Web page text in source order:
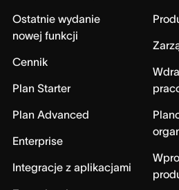
Ostatnie wydanie
nowej funkcji
Cennik
Plan Starter
Plan Advanced
Enterprise
Integracje z aplikacjami